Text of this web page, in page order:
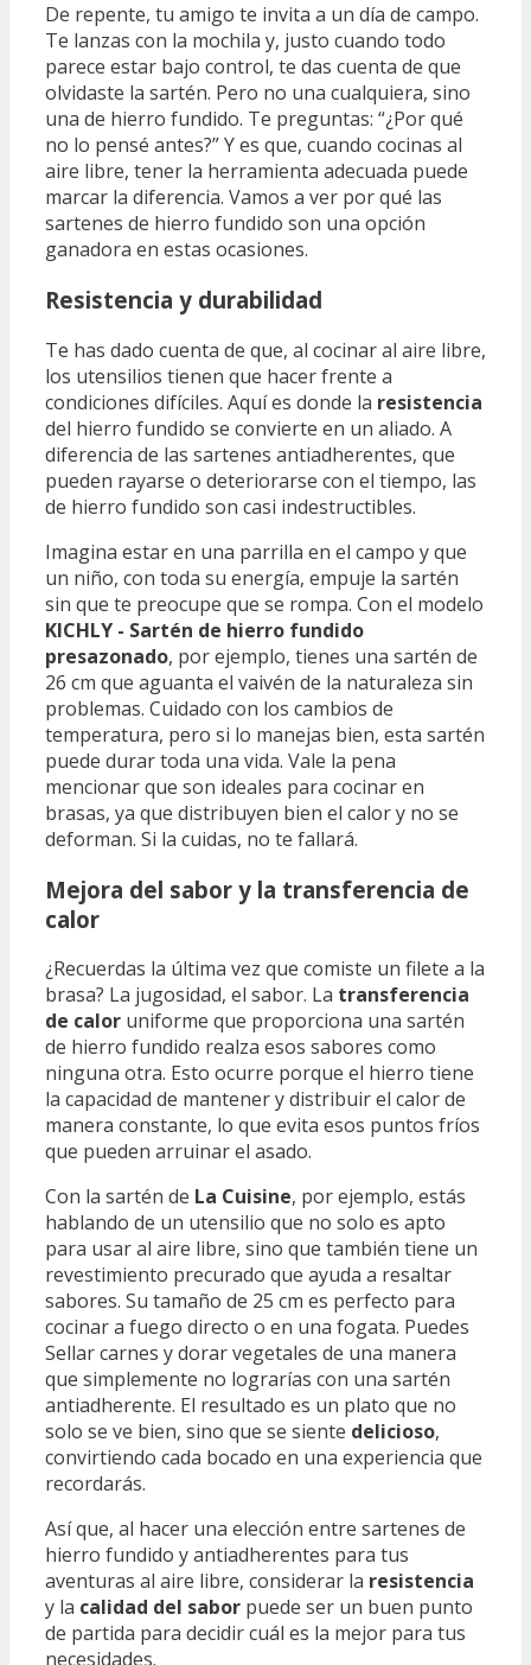
De repente, tu amigo te invita a un día de campo.
Te lanzas con la mochila y, justo cuando todo
parece estar bajo control, te das cuenta de que
olvidaste la sartén. Pero no una cualquiera, sino
una de hierro fundido. Te preguntas: “¿Por qué
no lo pensé antes?” Y es que, cuando cocinas al
aire libre, tener la herramienta adecuada puede
marcar la diferencia. Vamos a ver por qué las
sartenes de hierro fundido son una opción
ganadora en estas ocasiones.
Resistencia y durabilidad
Te has dado cuenta de que, al cocinar al aire libre,
los utensilios tienen que hacer frente a
condiciones difíciles. Aquí es donde la resistencia
del hierro fundido se convierte en un aliado. A
diferencia de las sartenes antiadherentes, que
pueden rayarse o deteriorarse con el tiempo, las
de hierro fundido son casi indestructibles.
Imagina estar en una parrilla en el campo y que
un niño, con toda su energía, empuje la sartén
sin que te preocupe que se rompa. Con el modelo
KICHLY - Sartén de hierro fundido
presazonado, por ejemplo, tienes una sartén de
26 cm que aguanta el vaivén de la naturaleza sin
problemas. Cuidado con los cambios de
temperatura, pero si lo manejas bien, esta sartén
puede durar toda una vida. Vale la pena
mencionar que son ideales para cocinar en
brasas, ya que distribuyen bien el calor y no se
deforman. Si la cuidas, no te fallará.
Mejora del sabor y la transferencia de
calor
¿Recuerdas la última vez que comiste un filete a la
brasa? La jugosidad, el sabor. La transferencia
de calor uniforme que proporciona una sartén
de hierro fundido realza esos sabores como
ninguna otra. Esto ocurre porque el hierro tiene
la capacidad de mantener y distribuir el calor de
manera constante, lo que evita esos puntos fríos
que pueden arruinar el asado.
Con la sartén de La Cuisine, por ejemplo, estás
hablando de un utensilio que no solo es apto
para usar al aire libre, sino que también tiene un
revestimiento precurado que ayuda a resaltar
sabores. Su tamaño de 25 cm es perfecto para
cocinar a fuego directo o en una fogata. Puedes
Sellar carnes y dorar vegetales de una manera
que simplemente no lograrías con una sartén
antiadherente. El resultado es un plato que no
solo se ve bien, sino que se siente delicioso,
convirtiendo cada bocado en una experiencia que
recordarás.
Así que, al hacer una elección entre sartenes de
hierro fundido y antiadherentes para tus
aventuras al aire libre, considerar la resistencia
y la calidad del sabor puede ser un buen punto
de partida para decidir cuál es la mejor para tus
necesidades.